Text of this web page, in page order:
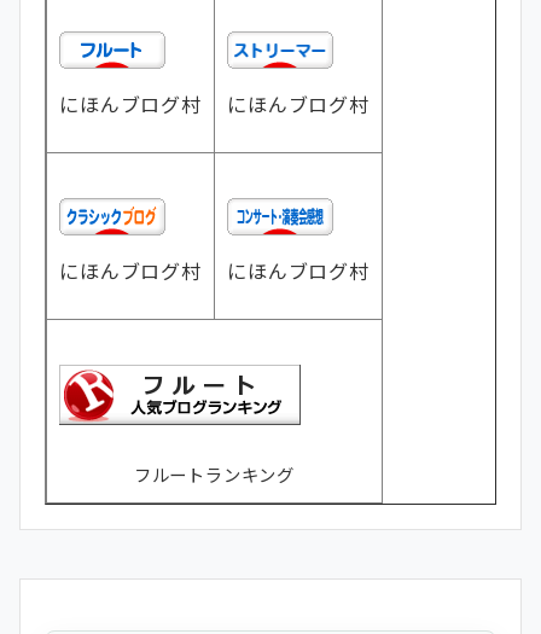
にほんブログ村 にほんブログ村
にほんブログ村 にほんブログ村
フルートランキング